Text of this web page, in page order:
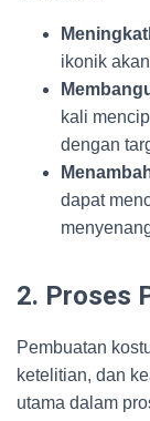
ikonik
kali
dengan
dapat
2. Proses
Pembuatan
ketelitian, dan
utama dalam